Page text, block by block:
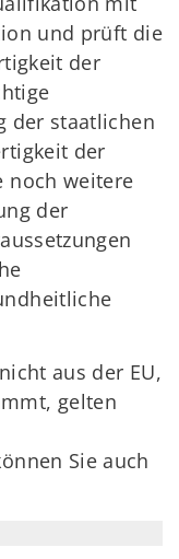
und prüft die
der
der staatlichen
der
noch weitere
der
aus der EU,
gelten
Sie auch